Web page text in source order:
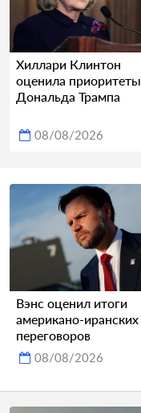
Хиллари Клинтон
оценила приоритеты
Дональда Трампа
08/08/2026
Вэнс оценил итоги
американо-иранских
переговоров
08/08/2026